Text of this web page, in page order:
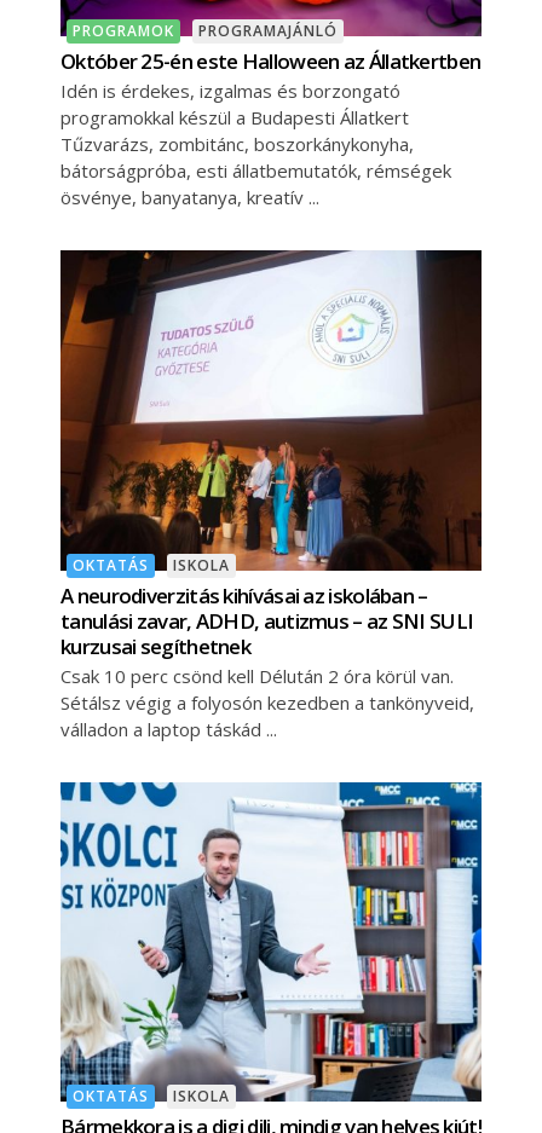
PROGRAMOK PROGRAMAJÁNLÓ
Október 25-én este Halloween az Állatkertben
Idén is érdekes, izgalmas és borzongató
programokkal készül a Budapesti Állatkert
Tűzvarázs, zombitánc, boszorkánykonyha,
bátorságpróba, esti állatbemutatók, rémségek
ösvénye, banyatanya, kreatív
OKTATÁS ISKOLA
A neurodiverzitás kihívásai az iskolában –
tanulási zavar, ADHD, autizmus – az SNI SULI
kurzusai segíthetnek
Csak 10 perc csönd kell Délután 2 óra körül van.
Sétálsz végig a folyosón kezedben a tankönyveid,
válladon a laptop táskád
OKTATÁS ISKOLA
Bármekkora is a digi dili, mindig van helyes kiút!